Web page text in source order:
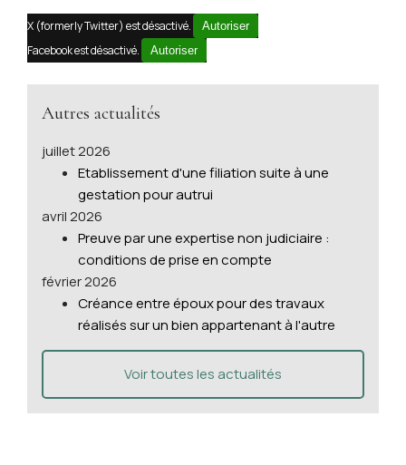
X (formerly Twitter) est désactivé. Autoriser
Facebook est désactivé. Autoriser
Autres actualités
juillet 2026
Etablissement d'une filiation suite à une
gestation pour autrui
avril 2026
Preuve par une expertise non judiciaire :
conditions de prise en compte
février 2026
Créance entre époux pour des travaux
réalisés sur un bien appartenant à l'autre
Voir toutes les actualités